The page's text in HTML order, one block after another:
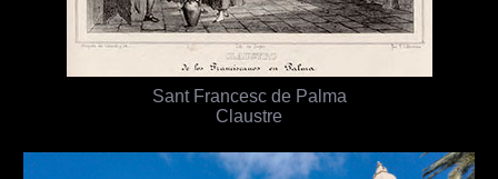
Sant Francesc de Palma
Claustre